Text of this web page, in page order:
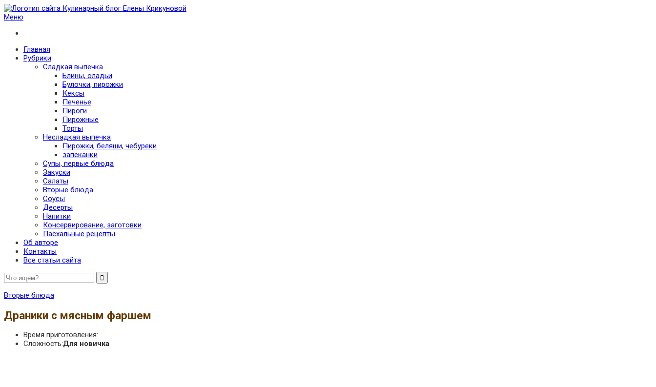
Меню
Главная
Рубрики
Сладкая выпечка
Блины, оладьи
Булочки, пирожки
Кексы
Печенье
Пироги
Пирожные
Торты
Несладкая выпечка
Пирожки, беляши, чебуреки
запеканки
Супы, первые блюда
Закуски
Салаты
Вторые блюда
Соусы
Десерты
Напитки
Консервирование, заготовки
Пасхальные рецепты
Об авторе
Контакты
Все статьи сайта
Вторые блюда
Драники с мясным фаршем
Время приготовления:
Сложность:Для новичка